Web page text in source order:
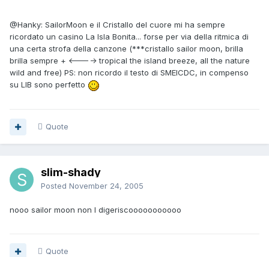
@Hanky: SailorMoon e il Cristallo del cuore mi ha sempre
ricordato un casino La Isla Bonita... forse per via della ritmica di
una certa strofa della canzone (***cristallo sailor moon, brilla
brilla sempre + <----> tropical the island breeze, all the nature
wild and free) PS: non ricordo il testo di SMEICDC, in compenso
su LIB sono perfetto
Quote
slim-shady
Posted November 24, 2005
nooo sailor moon non l digeriscooooooooooo
Quote